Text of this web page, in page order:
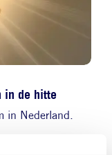
in de hitte
in Nederland.